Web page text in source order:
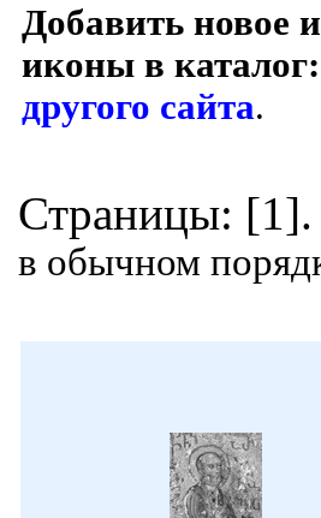
Добавить новое
иконы в
другого сайта.
Страницы:
в обычном